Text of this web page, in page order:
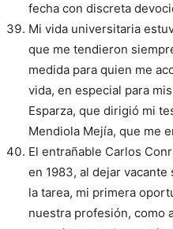
fecha con discreta
Mi vida universitaria
que me tendieron
medida para quien me
vida, en especial para
Esparza, que dirigió mi
Mendiola Mejía, que me
El entrañable Carlos
en 1983, al dejar
la tarea, mi primera
nuestra profesión, como